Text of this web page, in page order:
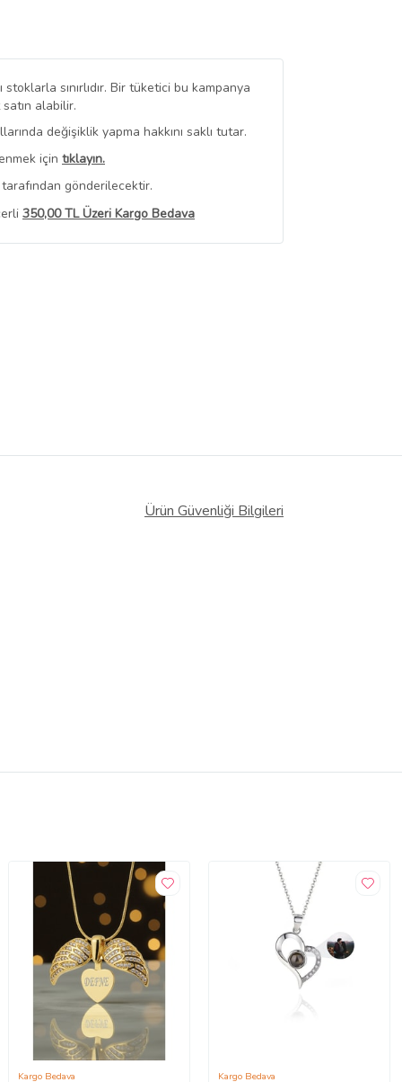
stoklarla sınırlıdır. Bir tüketici bu kampanya
alabilir.
değişiklik yapma hakkını saklı tutar.
için tıklayın.
gönderilecektir.
350,00 TL Üzeri Kargo Bedava
Ürün Güvenliği Bilgileri
Kargo Bedava Kargo Bedava